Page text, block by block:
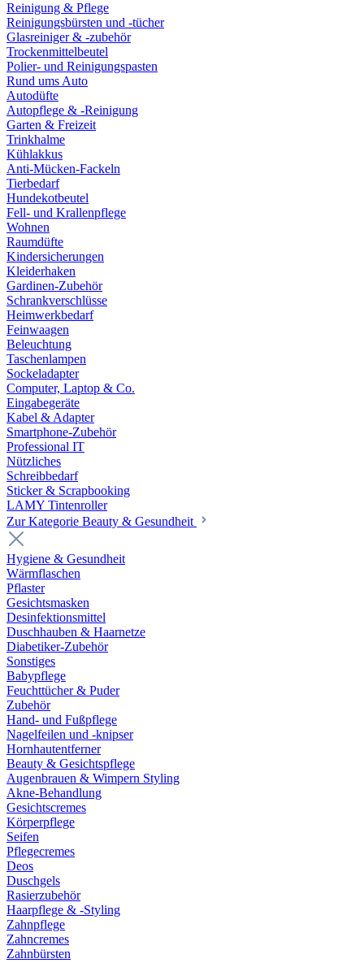
Reinigung & Pflege
Reinigungsbürsten und -tücher
Glasreiniger & -zubehör
Trockenmittelbeutel
Polier- und Reinigungspasten
Rund ums Auto
Autodüfte
Autopflege & -Reinigung
Garten & Freizeit
Trinkhalme
Kühlakkus
Anti-Mücken-Fackeln
Tierbedarf
Hundekotbeutel
Fell- und Krallenpflege
Wohnen
Raumdüfte
Kindersicherungen
Kleiderhaken
Gardinen-Zubehör
Schrankverschlüsse
Heimwerkbedarf
Feinwaagen
Beleuchtung
Taschenlampen
Sockeladapter
Computer, Laptop & Co.
Eingabegeräte
Kabel & Adapter
Smartphone-Zubehör
Professional IT
Nützliches
Schreibbedarf
Sticker & Scrapbooking
LAMY Tintenroller
Zur Kategorie Beauty & Gesundheit
Hygiene & Gesundheit
Wärmflaschen
Pflaster
Gesichtsmasken
Desinfektionsmittel
Duschhauben & Haarnetze
Diabetiker-Zubehör
Sonstiges
Babypflege
Feuchttücher & Puder
Zubehör
Hand- und Fußpflege
Nagelfeilen und -knipser
Hornhautentferner
Beauty & Gesichtspflege
Augenbrauen & Wimpern Styling
Akne-Behandlung
Gesichtscremes
Körperpflege
Seifen
Pflegecremes
Deos
Duschgels
Rasierzubehör
Haarpflege & -Styling
Zahnpflege
Zahncremes
Zahnbürsten